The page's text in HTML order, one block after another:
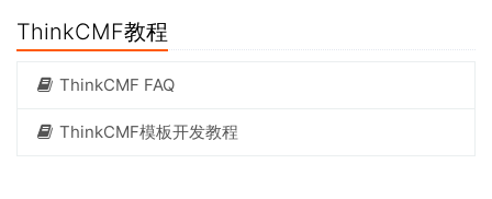
ThinkCMF教程
ThinkCMF FAQ
ThinkCMF模板开发教程